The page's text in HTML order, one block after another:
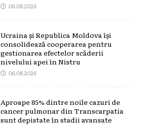
06.08.2026
Ucraina și Republica Moldova își
consolidează cooperarea pentru
gestionarea efectelor scăderii
nivelului apei în Nistru
06.08.2026
Aproape 85% dintre noile cazuri de
cancer pulmonar din Transcarpatia
sunt depistate în stadii avansate